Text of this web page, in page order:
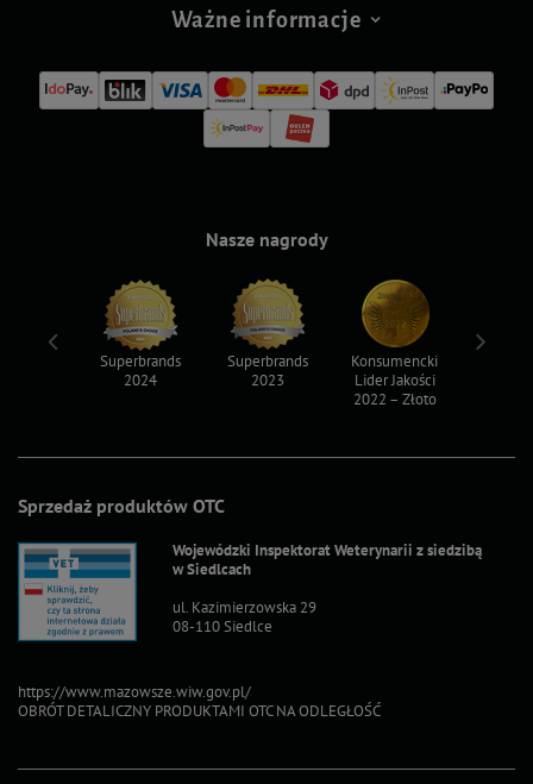
Ważne informacje
Sprzedaż produktów OTC
Wojewódzki Inspektorat Weterynarii z siedzibą
w Siedlcach
ul. Kazimierzowska 29
08-110 Siedlce
https://www.mazowsze.wiw.gov.pl/
OBRÓT DETALICZNY PRODUKTAMI OTC NA ODLEGŁOŚĆ
Nasze nagrody
Superbrands
2024
Superbrands
2023
Konsumencki
Lider Jakości
2022 – Złoto